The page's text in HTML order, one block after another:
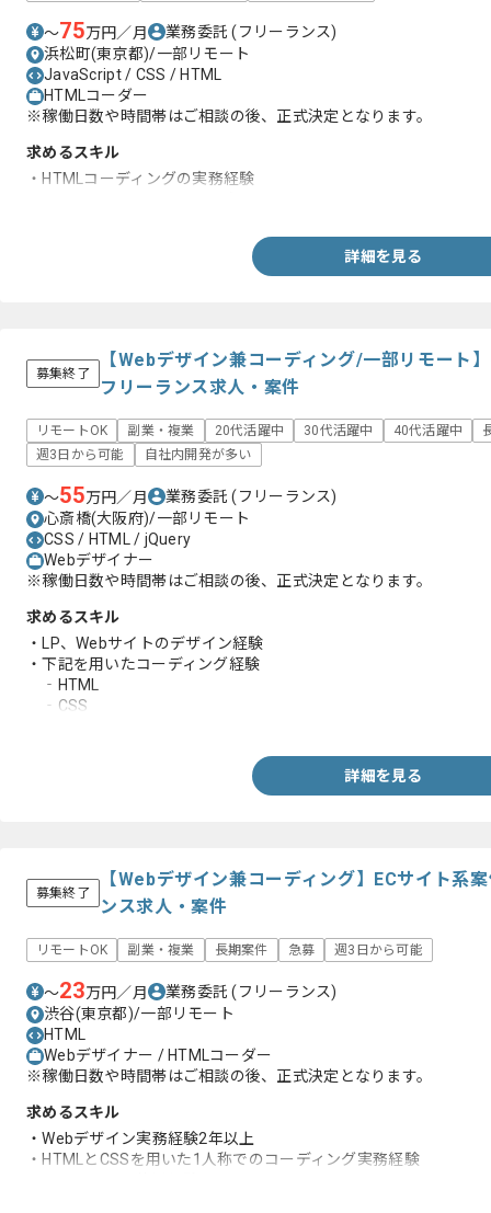
〜75万円／月 業務委託(フリーランス)
浜松町(東京都)/一部リモート
JavaScript / CSS / HTML
HTMLコーダー
※稼働日数や時間帯はご相談の後、正式決定となります。
求めるスキル
・HTMLコーディングの実務経験
詳細を見る
募集終了
【Webデザイン兼コーディング/一部リモート
フリーランス求人・案件
リモートOK 副業・複業 20代活躍中 30代活躍中 40代活躍中
週3日から可能
自社内開発が多い
〜55万円／月 業務委託(フリーランス)
心斎橋(大阪府)/一部リモート
CSS / HTML / jQuery
Webデザイナー
※稼働日数や時間帯はご相談の後、正式決定となります。
求めるスキル
・LP、Webサイトのデザイン経験
・下記を用いたコーディング経験
‐HTML
‐CSS
詳細を見る
募集終了
【Webデザイン兼コーディング】ECサイト系
ンス求人・案件
リモートOK 副業・複業 長期案件 急募 週3日から可能
〜23万円／月 業務委託(フリーランス)
渋谷(東京都)/一部リモート
HTML
Webデザイナー / HTMLコーダー
※稼働日数や時間帯はご相談の後、正式決定となります。
求めるスキル
・Webデザイン実務経験2年以上
・HTMLとCSSを用いた1人称でのコーディング実務経験